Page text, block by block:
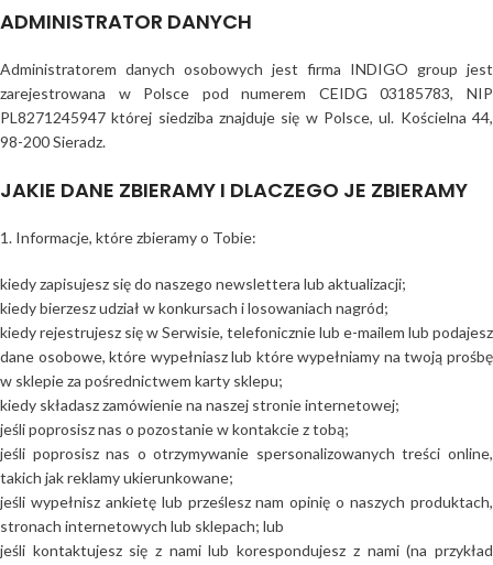
ADMINISTRATOR DANYCH
Administratorem danych osobowych jest firma INDIGO group jest
zarejestrowana w Polsce pod numerem CEIDG 03185783, NIP
PL8271245947 której siedziba znajduje się w Polsce, ul. Kościelna 44,
98-200 Sieradz.
JAKIE DANE ZBIERAMY I DLACZEGO JE ZBIERAMY
1. Informacje, które zbieramy o Tobie:
kiedy zapisujesz się do naszego newslettera lub aktualizacji;
kiedy bierzesz udział w konkursach i losowaniach nagród;
kiedy rejestrujesz się w Serwisie, telefonicznie lub e-mailem lub podajesz
dane osobowe, które wypełniasz lub które wypełniamy na twoją prośbę
w sklepie za pośrednictwem karty sklepu;
kiedy składasz zamówienie na naszej stronie internetowej;
jeśli poprosisz nas o pozostanie w kontakcie z tobą;
jeśli poprosisz nas o otrzymywanie spersonalizowanych treści online,
takich jak reklamy ukierunkowane;
jeśli wypełnisz ankietę lub prześlesz nam opinię o naszych produktach,
stronach internetowych lub sklepach; lub
jeśli kontaktujesz się z nami lub korespondujesz z nami (na przykład